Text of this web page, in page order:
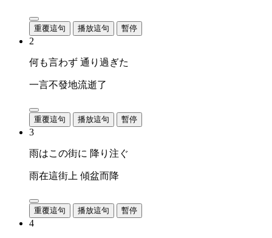
重覆這句 播放這句 暫停
2
何も言わず 通り過ぎた
一言不發地流逝了
重覆這句 播放這句 暫停
3
雨はこの街に 降り注ぐ
雨在這街上 傾盆而降
重覆這句 播放這句 暫停
4